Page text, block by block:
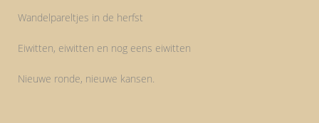
Wandelpareltjes in de herfst
Eiwitten, eiwitten en nog eens eiwitten
Nieuwe ronde, nieuwe kansen.